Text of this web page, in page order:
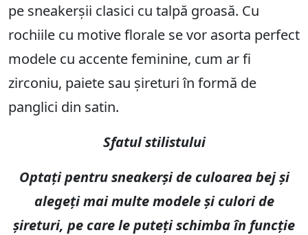
pe sneakerșii clasici cu talpă groasă. Cu
rochiile cu motive florale se vor asorta perfect
modele cu accente feminine, cum ar fi
zirconiu, paiete sau șireturi în formă de
panglici din satin.
Sfatul stilistului
Optați pentru sneakerși de culoarea bej și
alegeți mai multe modele și culori de
șireturi, pe care le puteți schimba în funcție